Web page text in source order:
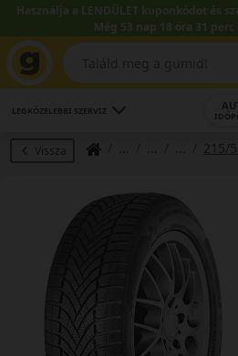
Használja a LENDÜLET kuponkódot és
Még 53 nap 18 óra 31
LEGKÖZELEBBI SZERVIZ
Vissza 215/